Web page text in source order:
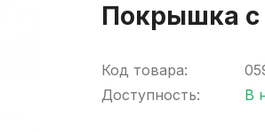
Покрышка с
Код товара:
Доступность:
В